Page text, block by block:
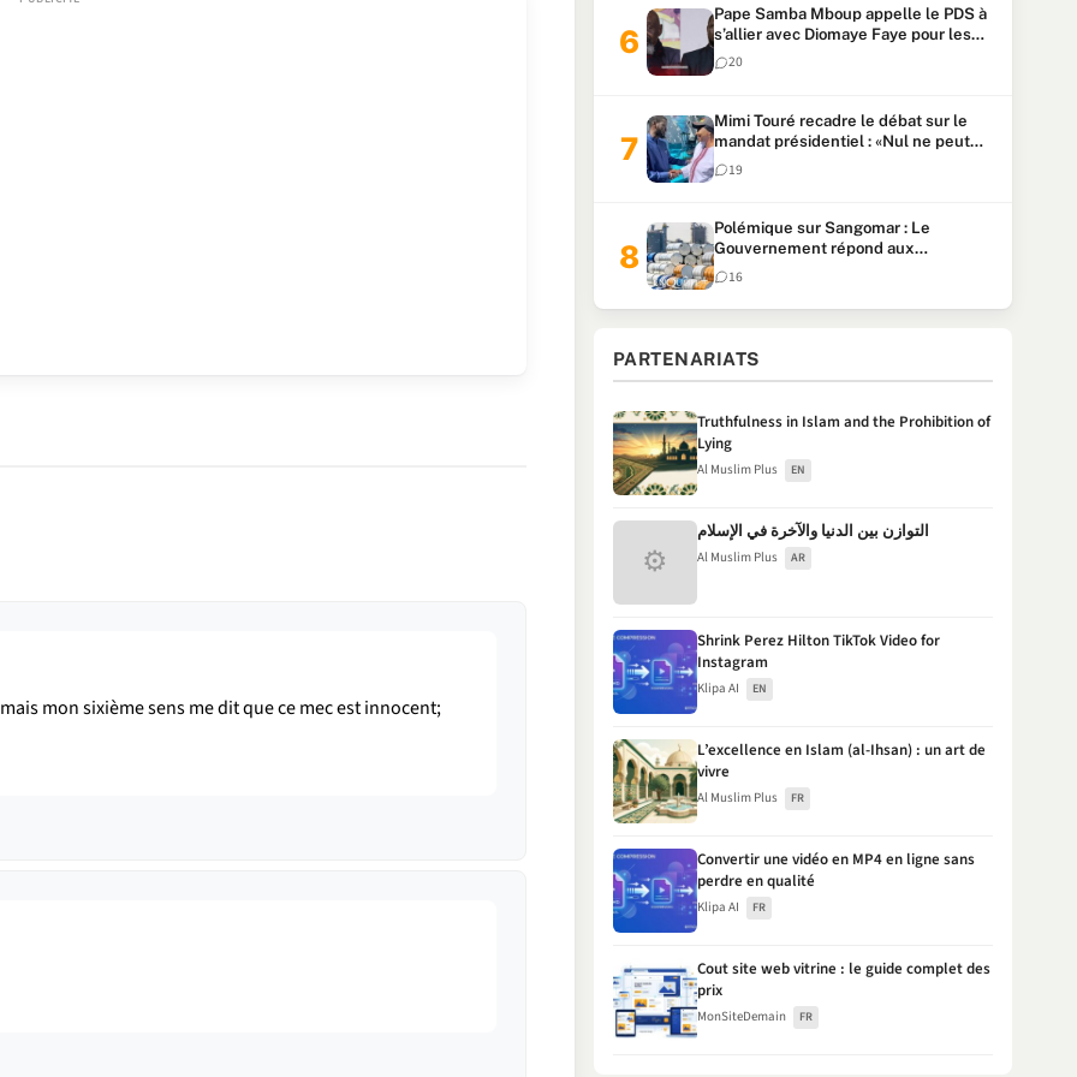
mon sixième sens me dit que ce mec est innocent;
Pape Samba Mboup appelle le PDS à
s’allier avec Diomaye Faye pour les
locales et tacle Sonko
20
Mimi Touré recadre le débat sur le
mandat présidentiel : «Nul ne peut
faire plus de deux mandats
consécutifs de 5 ans»
19
Polémique sur Sangomar : Le
Gouvernement répond aux
accusations et clarifie le partage des
milliards
16
PARTENARIATS
Truthfulness in Islam and the Prohibition of
Lying
Al Muslim Plus EN
⚙
التوازن بين الدنيا والآخرة في الإسلام
Al Muslim Plus AR
Shrink Perez Hilton TikTok Video for
Instagram
Klipa AI EN
L’excellence en Islam (al-Ihsan) : un art de
vivre
Al Muslim Plus FR
Convertir une vidéo en MP4 en ligne sans
perdre en qualité
Klipa AI FR
Cout site web vitrine : le guide complet des
prix
MonSiteDemain FR